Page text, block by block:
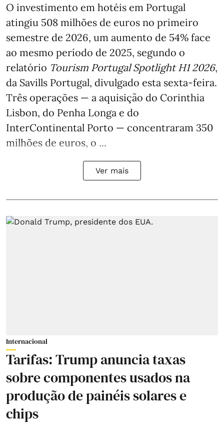
O investimento em hotéis em Portugal
atingiu 508 milhões de euros no primeiro
semestre de 2026, um aumento de 54% face
ao mesmo período de 2025, segundo o
relatório Tourism Portugal Spotlight H1 2026,
da Savills Portugal, divulgado esta sexta-feira.
Três operações — a aquisição do Corinthia
Lisbon, do Penha Longa e do
InterContinental Porto — concentraram 350
milhões de euros, o ...
Ver mais
Internacional
Tarifas: Trump anuncia taxas
sobre componentes usados na
produção de painéis solares e
chips